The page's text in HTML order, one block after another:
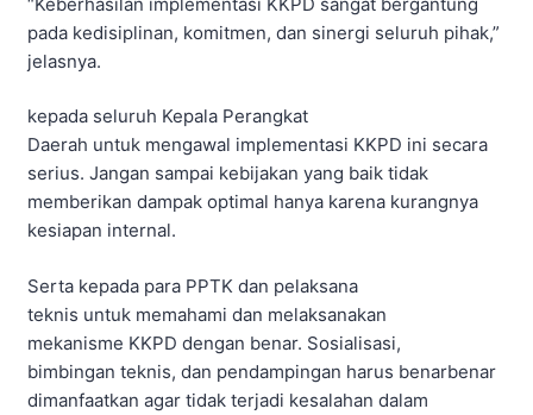
pada kedisiplinan, komitmen, dan sinergi seluruh pihak,”
jelasnya.
kepada seluruh Kepala Perangkat
Daerah untuk mengawal implementasi KKPD ini secara
serius. Jangan sampai kebijakan yang baik tidak
memberikan dampak optimal hanya karena kurangnya
kesiapan internal.
Serta kepada para PPTK dan pelaksana
teknis untuk memahami dan melaksanakan
mekanisme KKPD dengan benar. Sosialisasi,
bimbingan teknis, dan pendampingan harus benarbenar
dimanfaatkan agar tidak terjadi kesalahan dalam